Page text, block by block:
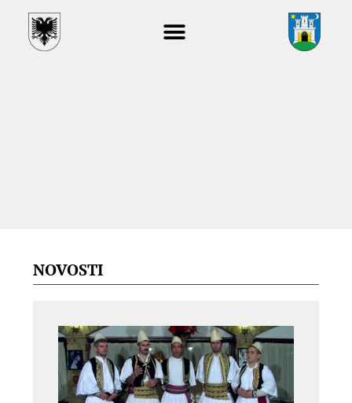
NOVOSTI